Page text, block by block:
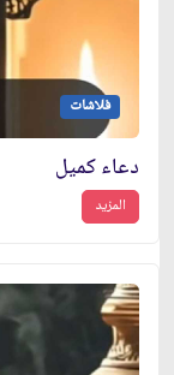
فلاشات
دعاء كميل
المزيد